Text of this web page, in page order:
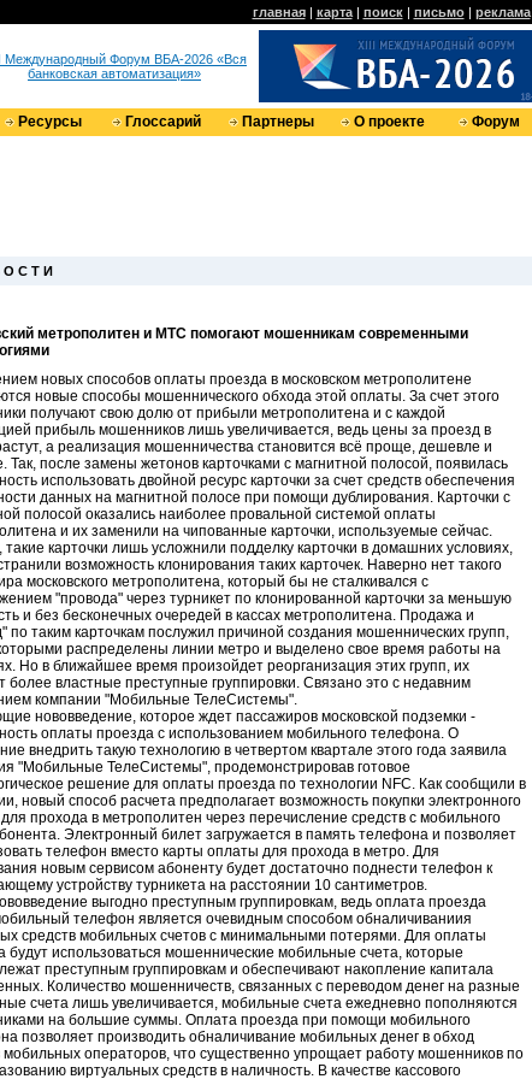
главная| карта| поиск| письмо| реклама
Международный Форум ВБА-2026 «Вся
банковская автоматизация»
Ресурсы Глоссарий Партнеры О проекте Форум
О С Т И
метрополитен и МТС помогают мошенникам современными
новых способов оплаты проезда в московском метрополитене
новые способы мошеннического обхода этой оплаты. За счет этого
получают свою долю от прибыли метрополитена и с каждой
прибыль мошенников лишь увеличивается, ведь цены за проезд в
а реализация мошенничества становится всё проще, дешевле и
Так, после замены жетонов карточками с магнитной полосой, появилась
использовать двойной ресурс карточки за счет средств обеспечения
данных на магнитной полосе при помощи дублирования. Карточки с
полосой оказались наиболее провальной системой оплаты
и их заменили на чипованные карточки, используемые сейчас.
такие карточки лишь усложнили подделку карточки в домашних условиях,
возможность клонирования таких карточек. Наверно нет такого
московского метрополитена, который бы не сталкивался с
"провода" через турникет по клонированной карточки за меньшую
и без бесконечных очередей в кассах метрополитена. Продажа и
по таким карточкам послужил причиной создания мошеннических групп,
распределены линии метро и выделено свое время работы на
Но в ближайшее время произойдет реорганизация этих групп, их
более властные преступные группировки. Связано это с недавним
компании "Мобильные ТелеСистемы".
нововведение, которое ждет пассажиров московской подземки -
оплаты проезда с использованием мобильного телефона. О
внедрить такую технологию в четвертом квартале этого года заявила
"Мобильные ТелеСистемы", продемонстрировав готовое
решение для оплаты проезда по технологии NFC. Как сообщили в
новый способ расчета предполагает возможность покупки электронного
прохода в метрополитен через перечисление средств с мобильного
Электронный билет загружается в память телефона и позволяет
телефон вместо карты оплаты для прохода в метро. Для
новым сервисом абоненту будет достаточно поднести телефон к
устройству турникета на расстоянии 10 сантиметров.
выгодно преступным группировкам, ведь оплата проезда
телефон является очевидным способом обналичиваниия
средств мобильных счетов с минимальными потерями. Для оплаты
будут использоваться мошеннические мобильные счета, которые
преступным группировкам и обеспечивают накопление капитала
Количество мошенничеств, связанных с переводом денег на разные
счета лишь увеличивается, мобильные счета ежедневно пополняются
на большие суммы. Оплата проезда при помощи мобильного
позволяет производить обналичивание мобильных денег в обход
операторов, что существенно упрощает работу мошенников по
виртуальных средств в наличность. В качестве кассового